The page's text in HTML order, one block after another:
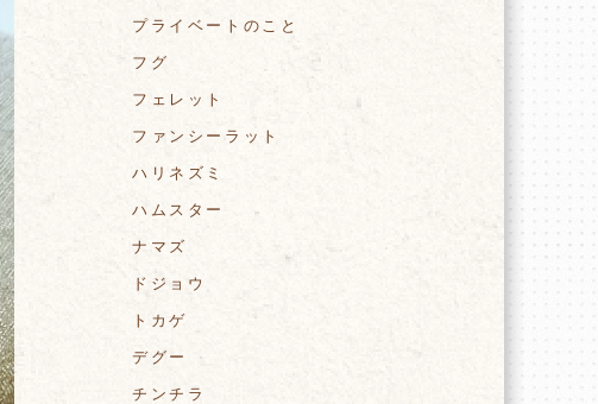
プライベートのこと
フグ
フェレット
ファンシーラット
ハリネズミ
ハムスター
ナマズ
ドジョウ
トカゲ
デグー
チンチラ